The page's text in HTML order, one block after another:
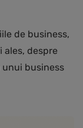
de business,
ales, despre
business